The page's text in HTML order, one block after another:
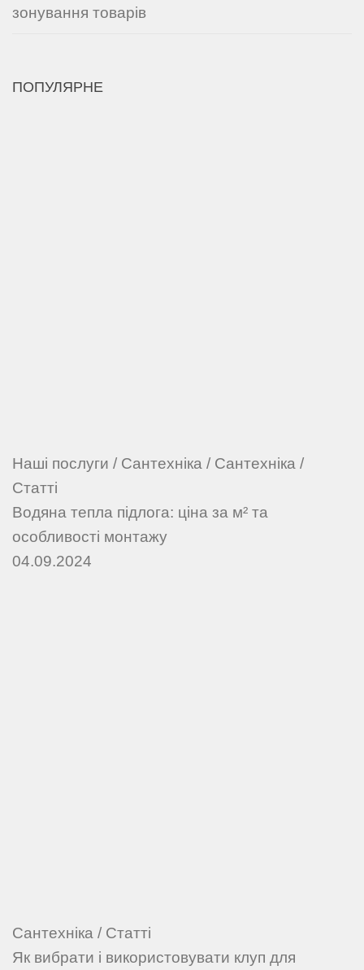
зонування товарів
ПОПУЛЯРНЕ
Наші послуги / Сантехніка / Сантехніка /
Статті
Водяна тепла підлога: ціна за м² та
особливості монтажу
04.09.2024
Сантехніка / Статті
Як вибрати і використовувати клуп для